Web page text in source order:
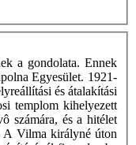
a gondolata. Ennek
Egyesület. 1921-
és átalakítási
templom kihelyezett
számára, és a hitélet
A Vilma királyné úton